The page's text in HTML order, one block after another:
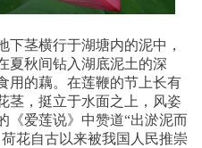
茎横行于湖塘内的泥中，
夏秋间钻入湖底泥土的深
用的藕。在莲鞭的节上长有
茎，挺立于水面之上，风姿
《爱莲说》中赞道“出淤泥而
花自古以来被我国人民推崇